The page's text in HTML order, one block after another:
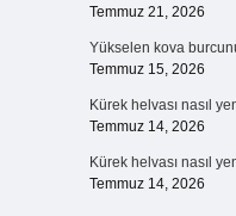
Temmuz 21, 2026
Yükselen kova
Temmuz 15, 2026
Kürek helvası nasıl
Temmuz 14, 2026
Kürek helvası nasıl
Temmuz 14, 2026